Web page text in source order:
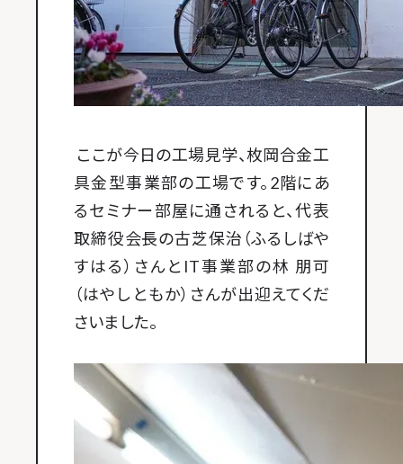
ここが今日の工場見学、枚岡合金工
具金型事業部の工場です。2階にあ
るセミナー部屋に通されると、代表
取締役会長の古芝保治（ふるしばや
すはる）さんとIT事業部の林 朋可
（はやし ともか）さんが出迎えてくだ
さいました。